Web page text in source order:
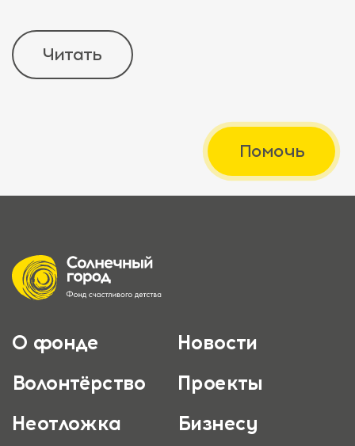
Читать
Помочь
О фонде
Новости
Волонтёрство
Проекты
Неотложка
Бизнесу